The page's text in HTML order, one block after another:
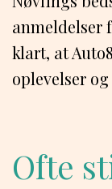
anmeldelser
klart, at
oplevelser
Ofte